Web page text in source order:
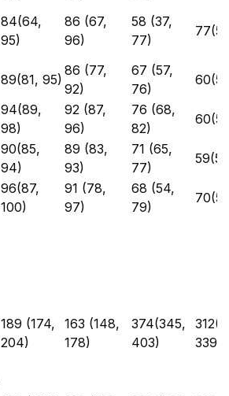
84(64,
95)
86 (67,
96)
58 (37,
77)
89(81, 95)
86 (77,
92)
67 (57,
76)
94(89,
98)
92 (87,
96)
76 (68,
82)
90(85,
94)
89 (83,
93)
71 (65,
77)
96(87,
100)
91 (78,
97)
68 (54,
79)
189 (174,
204)
163 (148,
178)
374(345,
403)
339)